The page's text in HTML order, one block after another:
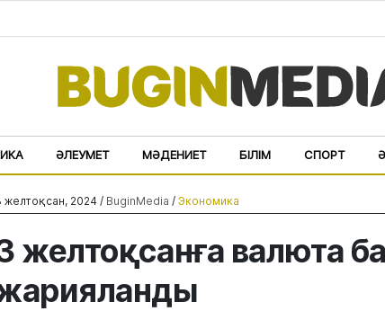
ӘЛЕУМЕТ МӘДЕНИЕТ БІЛІМ СПОРТ
желтоқсан, 2024 / BuginMedia / Экономика
желтоқсанға валюта